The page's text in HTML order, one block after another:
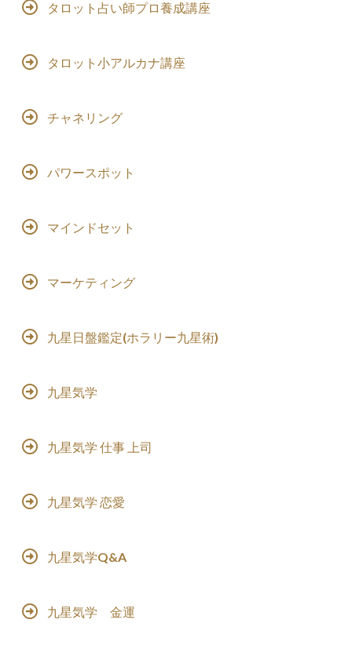
タロット占い師プロ養成講座
タロット小アルカナ講座
チャネリング
パワースポット
マインドセット
マーケティング
九星日盤鑑定(ホラリー九星術)
九星気学
九星気学 仕事 上司
九星気学 恋愛
九星気学Q&A
九星気学 金運